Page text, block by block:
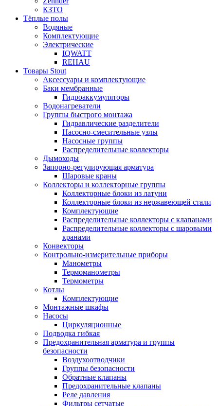
КЗТО
Тёплые полы
Водяные
Комплектующие
Электрические
IQWATT
REHAU
Товары Stout
Аксессуары и комплектующие
Баки мембранные
Гидроаккумуляторы
Водонагреватели
Группы быстрого монтажа
Гидравлические разделители
Насосно-смесительные узлы
Насосные группы
Распределительные коллекторы
Дымоходы
Запорно-регулирующая арматура
Шаровые краны
Коллекторы и коллекторные группы
Коллекторные блоки из латуни
Коллекторные блоки из нержавеющей стали
Комплектующие
Распределительные коллекторы с клапанами
Распределительные коллекторы с шаровыми
кранами
Конвекторы
Контрольно-измерительные приборы
Манометры
Термоманометры
Термометры
Котлы
Комплектующие
Монтажные шкафы
Насосы
Циркуляционные
Подводка гибкая
Предохранительная арматура и группы
безопасности
Воздухоотводчики
Группы безопасности
Обратные клапаны
Предохранительные клапаны
Реле давления
Фильтры сетчатые